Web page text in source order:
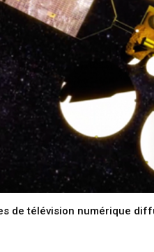
de télévision numérique